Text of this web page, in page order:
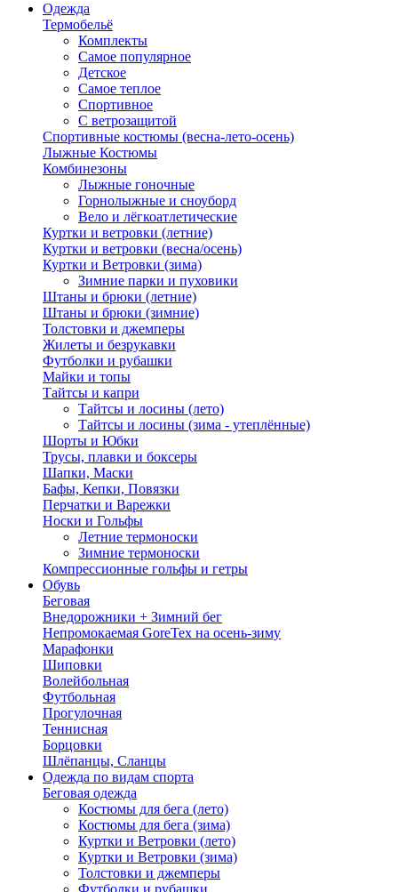
Одежда
Термобельё
Комплекты
Самое популярное
Детское
Самое теплое
Спортивное
С ветрозащитой
Спортивные костюмы (весна-лето-осень)
Лыжные Костюмы
Комбинезоны
Лыжные гоночные
Горнолыжные и сноуборд
Вело и лёгкоатлетические
Куртки и ветровки (летние)
Куртки и ветровки (весна/осень)
Куртки и Ветровки (зима)
Зимние парки и пуховики
Штаны и брюки (летние)
Штаны и брюки (зимние)
Толстовки и джемперы
Жилеты и безрукавки
Футболки и рубашки
Майки и топы
Тайтсы и капри
Тайтсы и лосины (лето)
Тайтсы и лосины (зима - утеплённые)
Шорты и Юбки
Трусы, плавки и боксеры
Шапки, Маски
Бафы, Кепки, Повязки
Перчатки и Варежки
Носки и Гольфы
Летние термоноски
Зимние термоноски
Компрессионные гольфы и гетры
Обувь
Беговая
Внедорожники + Зимний бег
Непромокаемая GoreTex на осень-зиму
Марафонки
Шиповки
Волейбольная
Футбольная
Прогулочная
Теннисная
Борцовки
Шлёпанцы, Сланцы
Одежда по видам спорта
Беговая одежда
Костюмы для бега (лето)
Костюмы для бега (зима)
Куртки и Ветровки (лето)
Куртки и Ветровки (зима)
Толстовки и джемперы
Футболки и рубашки